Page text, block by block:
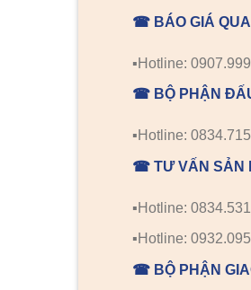
☎ BÁO GIÁ
▪️Hotline:
☎ BỘ PHẬN
▪️Hotline:
☎ TƯ VẤN SẢN
▪️Hotline:
▪️Hotline:
☎ BỘ PHẬN
Cửa gỗ cao cấp SGD 4 Cửa gỗ